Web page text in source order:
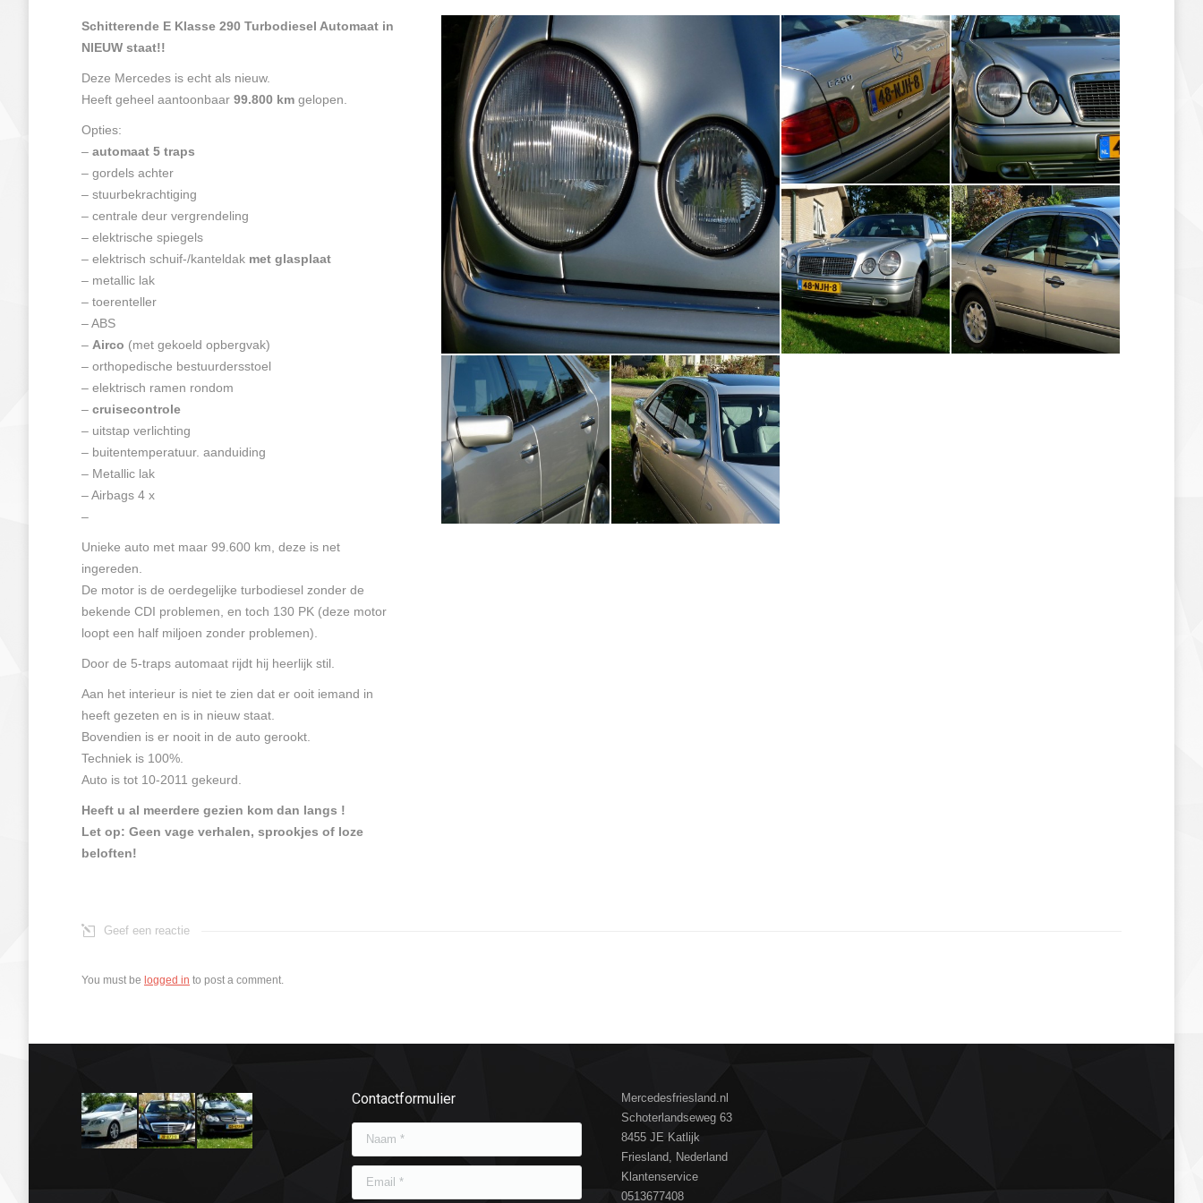
Schitterende E Klasse 290 Turbodiesel Automaat in
NIEUW staat!!
Deze Mercedes is echt als nieuw.
Heeft geheel aantoonbaar 99.800 km gelopen.
Opties:
– automaat 5 traps
– gordels achter
– stuurbekrachtiging
– centrale deur vergrendeling
– elektrische spiegels
– elektrisch schuif-/kanteldak met glasplaat
– metallic lak
– toerenteller
– ABS
– Airco (met gekoeld opbergvak)
– orthopedische bestuurdersstoel
– elektrisch ramen rondom
– cruisecontrole
– uitstap verlichting
– buitentemperatuur. aanduiding
– Metallic lak
– Airbags 4 x
–
Unieke auto met maar 99.600 km, deze is net
ingereden.
De motor is de oerdegelijke turbodiesel zonder de
bekende CDI problemen, en toch 130 PK (deze motor
loopt een half miljoen zonder problemen).
Door de 5-traps automaat rijdt hij heerlijk stil.
Aan het interieur is niet te zien dat er ooit iemand in
heeft gezeten en is in nieuw staat.
Bovendien is er nooit in de auto gerookt.
Techniek is 100%.
Auto is tot 10-2011 gekeurd.
Heeft u al meerdere gezien kom dan langs !
Let op: Geen vage verhalen, sprookjes of loze
beloften!
Geef een reactie
You must be logged in to post a comment.
Contactformulier
Naam *
Email *
Mercedesfriesland.nl
Schoterlandseweg 63
8455 JE Katlijk
Friesland, Nederland
Klantenservice
0513677408